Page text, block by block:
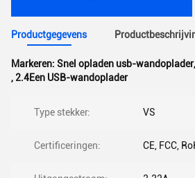
Productgegevens
Markeren: Snel opladen usb-wandoplader,
, 2.4Een USB-wandoplader
Type stekker: VS
Certificeringen: CE, FCC,